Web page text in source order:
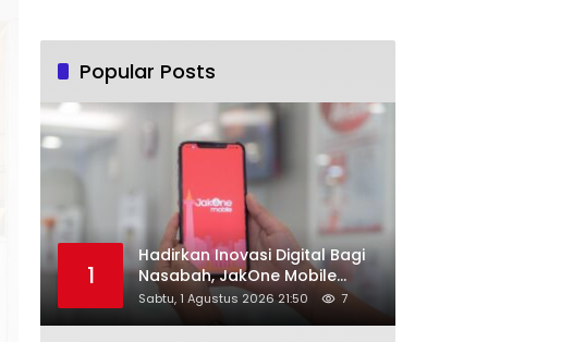
Popular Posts
1
Hadirkan Inovasi Digital Bagi
Nasabah, JakOne Mobile
Antar Bank Jakarta Sukses
Raih Digital Excellence
Sabtu, 1 Agustus 2026 21:50 7